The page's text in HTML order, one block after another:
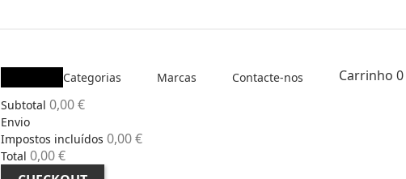
Categorias Marcas Contacte-nos Carrinho 0
Subtotal 0,00 €
Envio
Impostos incluídos 0,00 €
Total 0,00 €